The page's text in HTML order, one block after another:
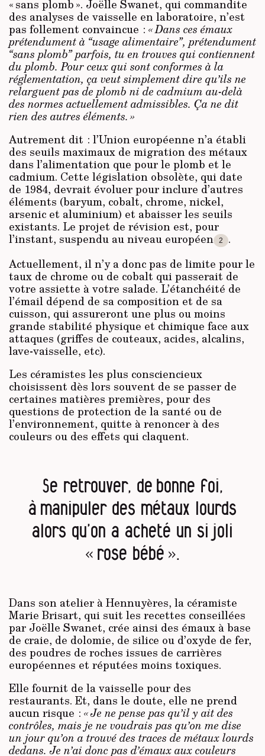
« sans plomb ». Joëlle Swanet, qui commandite
des analyses de vaisselle en laboratoire, n’est
pas follement convaincue : « Dans ces émaux
prétendument à “usage alimentaire”, prétendument
“sans plomb” parfois, tu en trouves qui contiennent
du plomb. Pour ceux qui sont conformes à la
réglementation, ça veut simplement dire qu’ils ne
relarguent pas de plomb ni de cadmium au-delà
des normes actuellement admissibles. Ça ne dit
rien des autres éléments. »
Autrement dit : l’Union européenne n’a établi
des seuils maximaux de migration des métaux
dans l’alimentation que pour le plomb et le
cadmium. Cette législation obsolète, qui date
de 1984, devrait évoluer pour inclure d’autres
éléments (baryum, cobalt, chrome, nickel,
arsenic et aluminium) et abaisser les seuils
existants. Le projet de révision est, pour
l’instant, suspendu au niveau européen
2
.
Actuellement, il n’y a donc pas de limite pour le
taux de chrome ou de cobalt qui passerait de
votre assiette à votre salade. L’étanchéité de
l’émail dépend de sa composition et de sa
cuisson, qui assureront une plus ou moins
grande stabilité physique et chimique face aux
attaques (griffes de couteaux, acides, alcalins,
lave-vaisselle, etc).
Les céramistes les plus consciencieux
choisissent dès lors souvent de se passer de
certaines matières premières, pour des
questions de protection de la santé ou de
l’environnement, quitte à renoncer à des
couleurs ou des effets qui claquent.
Se retrouver, de bonne foi,
à manipuler des métaux lourds
alors qu’on a acheté un si joli
« rose bébé ».
Dans son atelier à Hennuyères, la céramiste
Marie Brisart, qui suit les recettes conseillées
par Joëlle Swanet, crée ainsi des émaux à base
de craie, de dolomie, de silice ou d’oxyde de fer,
des poudres de roches issues de carrières
européennes et réputées moins toxiques.
Elle fournit de la vaisselle pour des
restaurants. Et, dans le doute, elle ne prend
aucun risque : « Je ne pense pas qu’il y ait des
contrôles, mais je ne voudrais pas qu’on me dise
un jour qu’on a trouvé des traces de métaux lourds
dedans. Je n’ai donc pas d’émaux aux couleurs